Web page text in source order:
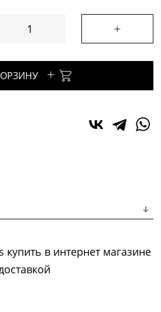
+
+
в интернет магазине